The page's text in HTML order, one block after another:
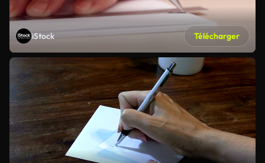
iStock Télécharger